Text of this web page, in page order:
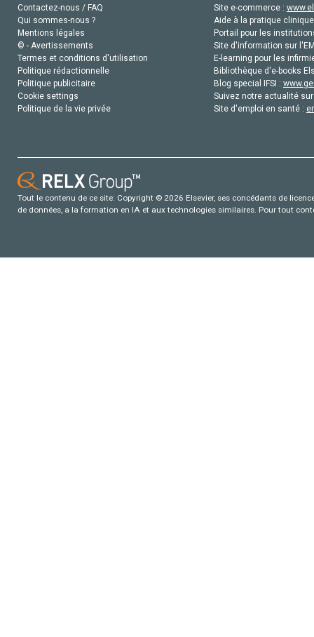
Contactez-nous / FAQ
Qui sommes-nous ?
Mentions légales
© - Avertissements
Termes et conditions d'utilisation
Politique rédactionnelle
Politique publicitaire
Cookie settings
Politique de la vie privée
Site e-commerce :
Aide à la pratique
Portail pour les
Site d'information sur
E-learning pour les
Bibliothèque d'e-books
Blog special IFSI :
Suivez notre actualité
Site d'emploi en santé :
Tout le contenu de ce site: Copyright © 2026 Elsevier, ses concédants de
de données, a la formation en IA et aux technologies similaires. Pour tout